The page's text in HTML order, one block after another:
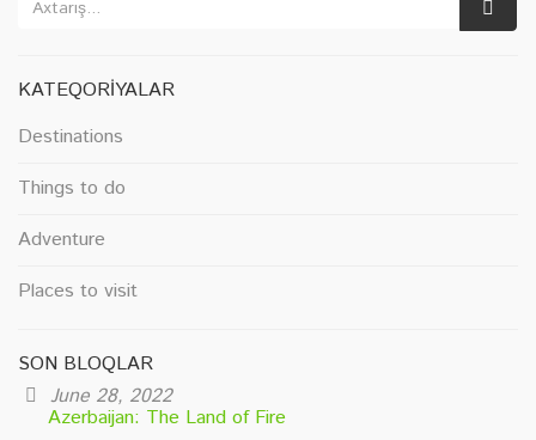
KATEQORIYALAR
Destinations
Things to do
Adventure
Places to visit
SON BLOQLAR
June 28, 2022
Azerbaijan: The Land of Fire